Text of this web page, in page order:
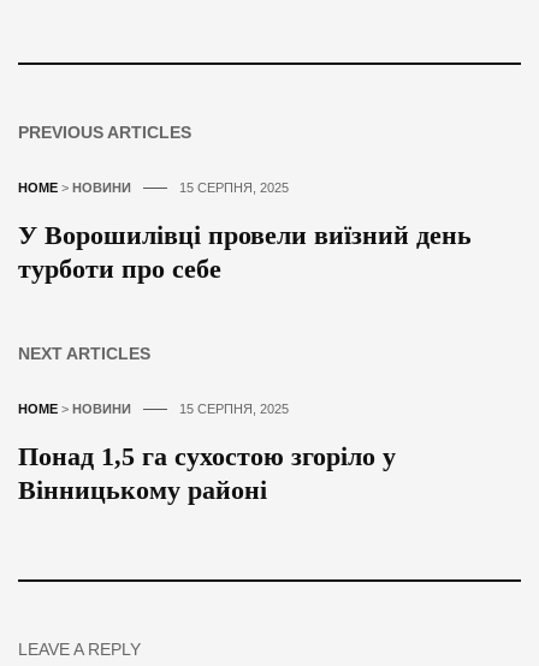
PREVIOUS ARTICLES
HOME > НОВИНИ 15 СЕРПНЯ, 2025
У Ворошилівці провели виїзний день
турботи про себе
NEXT ARTICLES
HOME > НОВИНИ 15 СЕРПНЯ, 2025
Понад 1,5 га сухостою згоріло у
Вінницькому районі
LEAVE A REPLY